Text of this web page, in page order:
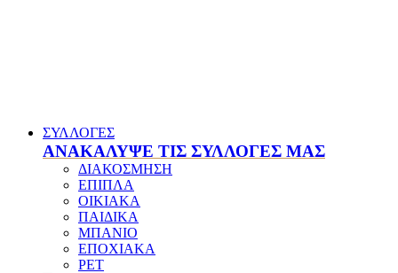
ΣΥΛΛΟΓΕΣ
ΑΝΑΚΑΛΥΨΕ ΤΙΣ ΣΥΛΛΟΓΕΣ ΜΑΣ
ΔΙΑΚΟΣΜΗΣΗ
ΕΠΙΠΛΑ
ΟΙΚΙΑΚΑ
ΠΑΙΔΙΚΑ
ΜΠΑΝΙΟ
ΕΠΟΧΙΑΚΑ
PET